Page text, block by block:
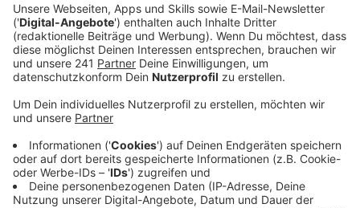
Ein Promi, keine Fragen und fünf
Gegenstände
Anzeige
Wenn ein Popstar, Comedian, Schauspieler oder
Politiker bei uns zu Besuch ist, stellt er sich auch dem
besonderen Video-Interview „Fünf für". Dabei wird
keine einzige Frage gestellt, sondern dem Gast